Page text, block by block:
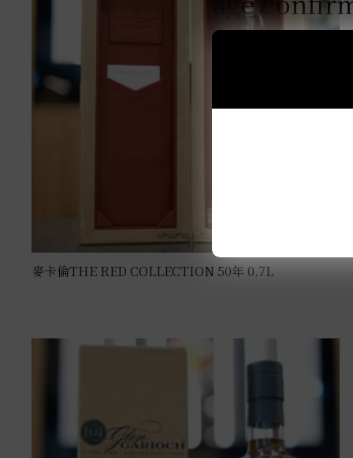
麥卡倫THE RED COLLECTION 50年 0.7L